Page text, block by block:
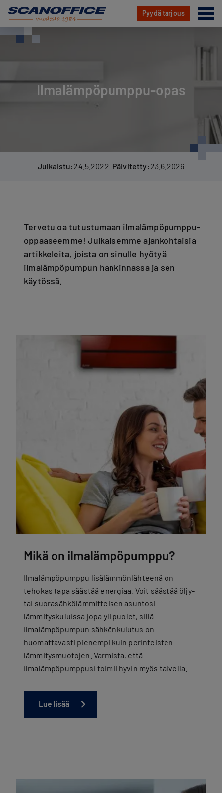
sisältöön
Pyydä tarjous
Ilmalämpöpumppu-opas
Julkaistu:24.5.2022–Päivitetty:23.6.2026
Tervetuloa tutustumaan ilmalämpöpumppu-
oppaaseemme! Julkaisemme ajankohtaisia
artikkeleita, joista on sinulle hyötyä
ilmalämpöpumpun hankinnassa ja sen
käytössä.
Mikä on ilmalämpöpumppu?
Ilmalämpöpumppu lisälämmönlähteenä on
tehokas tapa säästää energiaa. Voit säästää öljy-
tai suorasähkölämmitteisen asuntosi
lämmityskuluissa jopa yli puolet, sillä
ilmalämpöpumpun sähkönkulutus on
huomattavasti pienempi kuin perinteisten
lämmitysmuotojen. Varmista, että
ilmalämpöpumppusi toimii hyvin myös talvella
Lue lisää